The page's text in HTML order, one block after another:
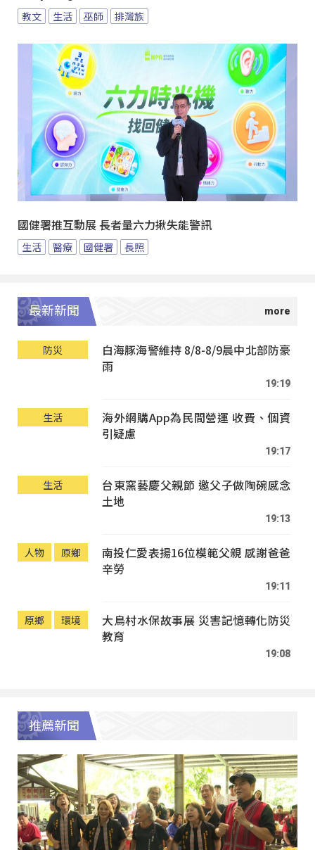
教文 生活 巫師 排灣族
國健署推互動展 長者量六力揪失能警訊
生活 醫療 國健署 長照
最新新聞
防災
白海豚海警維持 8/8-8/9晨中北部防豪
雨
19:19
生活
海外網購App為民間營運 收費、個資
引疑慮
19:17
生活
台東窯藝慶父親節 邀父子做陶碗感念
土地
19:13
人物 原鄉
南投仁愛表揚16位模範父親 感謝爸爸
辛勞
19:11
原鄉 環境
大鳥村水保故事展 災害記憶轉化防災
教育
19:08
推薦新聞